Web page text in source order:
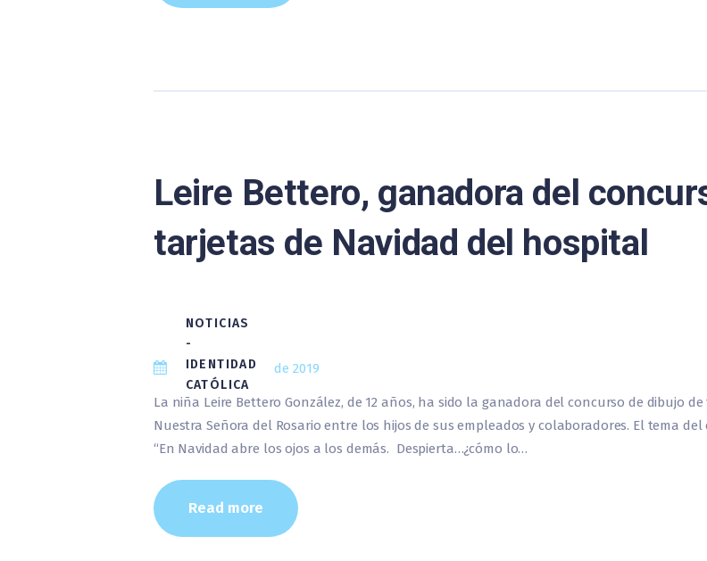
Leire Bettero, ganadora del
tarjetas de Navidad del hospital
NOTICIAS
-
IDENTIDAD
CATÓLICA
13 de diciembre de 2019
La niña Leire Bettero González, de 12 años, ha sido la ganadora del concurso de dibujo
Nuestra Señora del Rosario entre los hijos de sus empleados y colaboradores. El tema
“En Navidad abre los ojos a los demás. Despierta…¿cómo lo…
Read more